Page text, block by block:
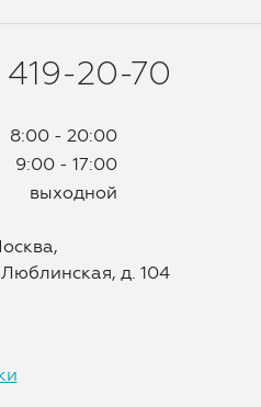
419-20-70
8:00 - 20:00
9:00 - 17:00
выходной
д. 104